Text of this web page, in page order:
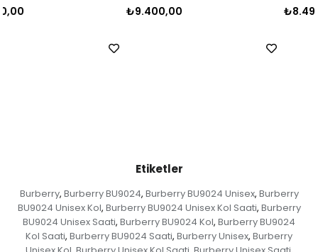
₺9.400,00 ₺8.499,00
Etiketler
Burberry, Burberry BU9024, Burberry BU9024 Unisex, Burberry
BU9024 Unisex Kol, Burberry BU9024 Unisex Kol Saati, Burberry
BU9024 Unisex Saati, Burberry BU9024 Kol, Burberry BU9024
Kol Saati, Burberry BU9024 Saati, Burberry Unisex, Burberry